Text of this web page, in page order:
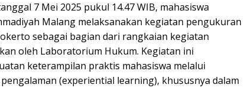
7 Mei 2025 pukul 14.47 WIB, mahasiswa
Malang melaksanakan kegiatan pengukuran
sebagai bagian dari rangkaian kegiatan
oleh Laboratorium Hukum. Kegiatan ini
keterampilan praktis mahasiswa melalui
(experiential learning), khususnya dalam